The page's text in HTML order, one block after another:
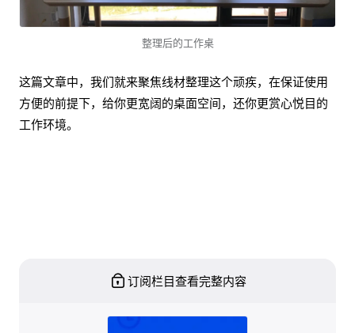
整理后的工作桌
这篇文章中，我们就来聚焦线材整理这个顽疾，在保证使用
方便的前提下，给你更宽阔的桌面空间，还你更赏心悦目的
工作环境。
订阅栏目查看完整内容